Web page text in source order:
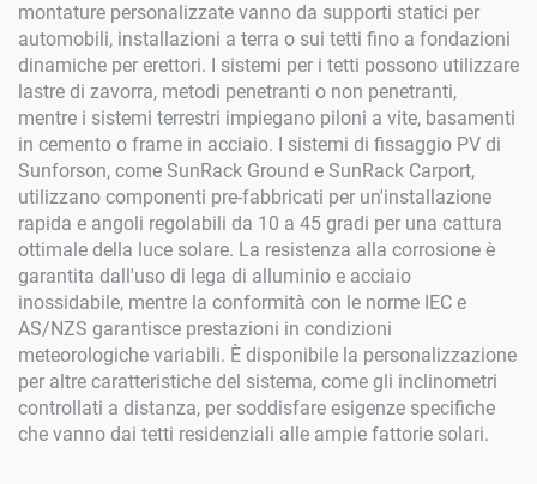
montature personalizzate vanno da supporti statici per
automobili, installazioni a terra o sui tetti fino a fondazioni
dinamiche per erettori. I sistemi per i tetti possono utilizzare
lastre di zavorra, metodi penetranti o non penetranti,
mentre i sistemi terrestri impiegano piloni a vite, basamenti
in cemento o frame in acciaio. I sistemi di fissaggio PV di
Sunforson, come SunRack Ground e SunRack Carport,
utilizzano componenti pre-fabbricati per un'installazione
rapida e angoli regolabili da 10 a 45 gradi per una cattura
ottimale della luce solare. La resistenza alla corrosione è
garantita dall'uso di lega di alluminio e acciaio
inossidabile, mentre la conformità con le norme IEC e
AS/NZS garantisce prestazioni in condizioni
meteorologiche variabili. È disponibile la personalizzazione
per altre caratteristiche del sistema, come gli inclinometri
controllati a distanza, per soddisfare esigenze specifiche
che vanno dai tetti residenziali alle ampie fattorie solari.